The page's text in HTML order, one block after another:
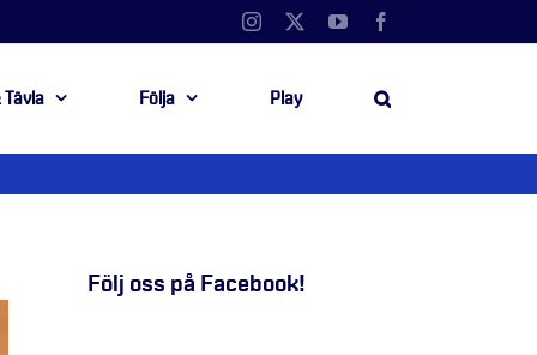
Instagram YouTube
Tävla Följa Play
Följ oss på Facebook!